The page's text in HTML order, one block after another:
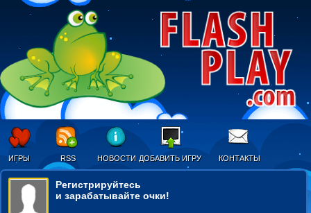
ИГРЫ RSS НОВОСТИ ДОБАВИТЬ ИГРУ КОНТАКТЫ
Регистрируйтесь
и зарабатывайте очки!